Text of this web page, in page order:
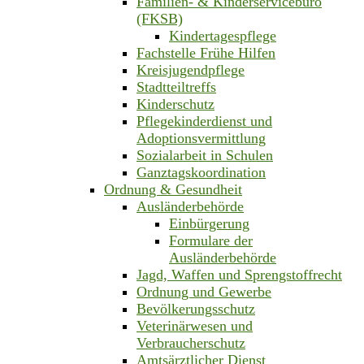
(FKSB)
Kindertagespflege
Fachstelle Frühe Hilfen
Kreisjugendpflege
Stadtteiltreffs
Kinderschutz
Pflegekinderdienst und
Adoptionsvermittlung
Sozialarbeit in Schulen
Ganztagskoordination
Ordnung & Gesundheit
Ausländerbehörde
Einbürgerung
Formulare der
Ausländerbehörde
Jagd, Waffen und Sprengstoffrecht
Ordnung und Gewerbe
Bevölkerungsschutz
Veterinärwesen und
Verbraucherschutz
Amtsärztlicher Dienst